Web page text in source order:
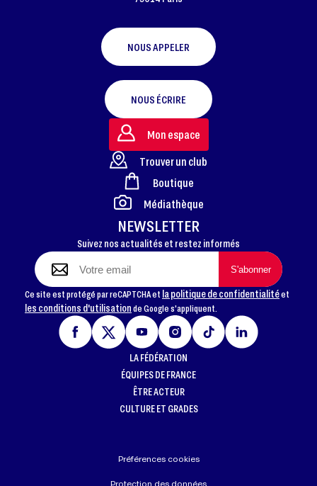
FOOTER
NOUS APPELER
NOUS ÉCRIRE
NEWSLETTER
Suivez nos actualités et restez informés
Ce site est protégé par reCAPTCHA et la politique de confidentialitéet
les conditions d'utilisationde Google s'appliquent.
Mon espace
Trouver un club
Boutique
Médiathèque
LA FÉDÉRATION
ÉQUIPES DE FRANCE
ÊTRE ACTEUR
CULTURE ET GRADES
Préférences cookies
Protection des données